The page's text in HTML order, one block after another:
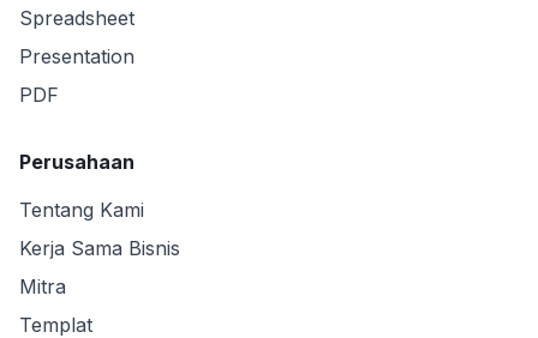
Spreadsheet
Presentation
PDF
Perusahaan
Tentang Kami
Kerja Sama Bisnis
Mitra
Templat